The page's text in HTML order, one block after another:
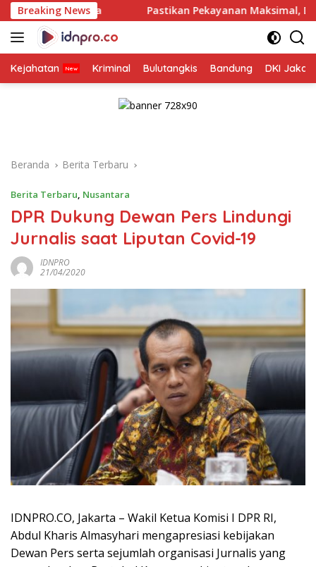
Langsung
ke
konten
Breaking NewsPastikan Pekayanan Maksimal, Direksi Jasa
Kejahatan Kriminal Bulutangkis Bandung DKI
Beranda Berita Terbaru
Berita Terbaru, Nusantara
DPR Dukung Dewan Pers Lindungi
Jurnalis saat Liputan Covid-19
IDNPRO
21/04/2020
IDNPRO.CO, Jakarta – Wakil Ketua Komisi I DPR RI,
Abdul Kharis Almasyhari mengapresiasi kebijakan
Dewan Pers serta sejumlah organisasi Jurnalis yang